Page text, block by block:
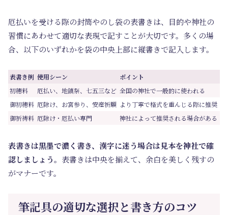
厄払いを受ける際の封筒やのし袋の表書きは、目的や神社の
習慣にあわせて適切な表現で記すことが大切です。多くの場
合、以下のいずれかを袋の中央上部に縦書きで記入します。
表書き例 使用シーン
ポイント
初穂料
厄払い、地鎮祭、七五三など 全国の神社で一般的に使われる
御初穂料 厄除け、お宮参り、安産祈願 より丁寧で格式を重んじる際に推奨
御祈祷料 厄除け・厄払い専門 神社によって推奨される場合がある
表書きは黒墨で濃く書き、漢字に迷う場合は見本を神社で確
認しましょう。 表書きは中央を揃えて、余白を美しく残すの
がマナーです。
筆記具の適切な選択と書き方のコツ